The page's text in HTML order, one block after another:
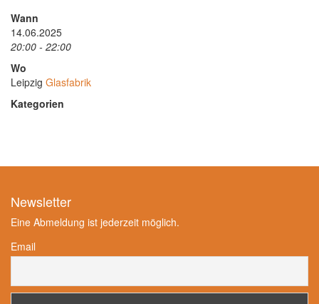
Wann
14.06.2025
20:00 - 22:00
Wo
Leipzig Glasfabrik
Kategorien
Newsletter
Eine Abmeldung ist jederzeit möglich.
Email